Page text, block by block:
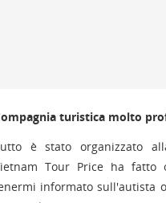
turistica molto
è stato organizzato
Tour Price ha fatto
informato sull'autista